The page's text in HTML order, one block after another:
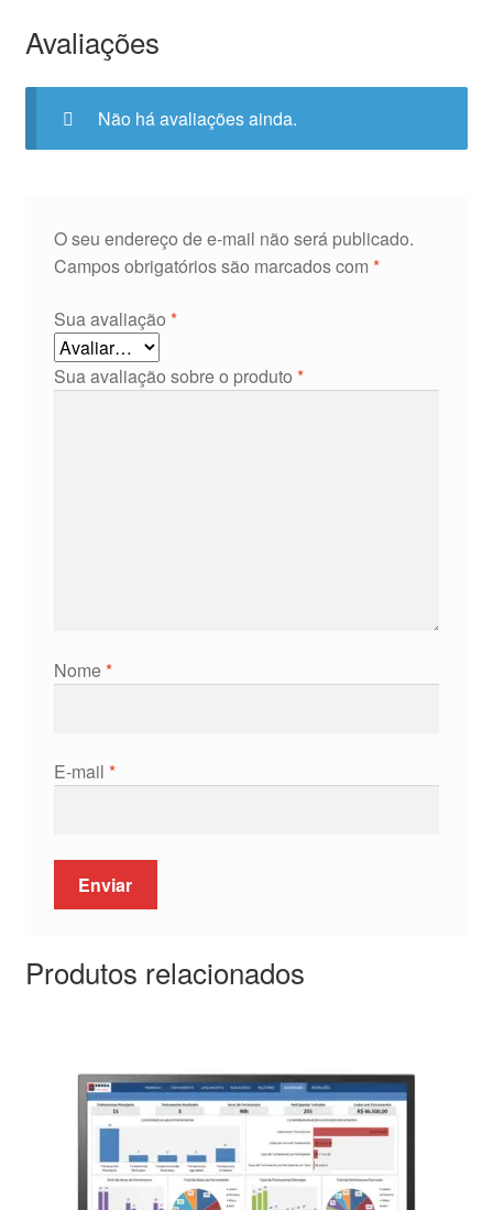
Avaliações
Não há avaliações ainda.
O seu endereço de e-mail não será publicado.
Campos obrigatórios são marcados com *
Sua avaliação *
Sua avaliação sobre o produto *
Nome*
E-mail *
Produtos relacionados